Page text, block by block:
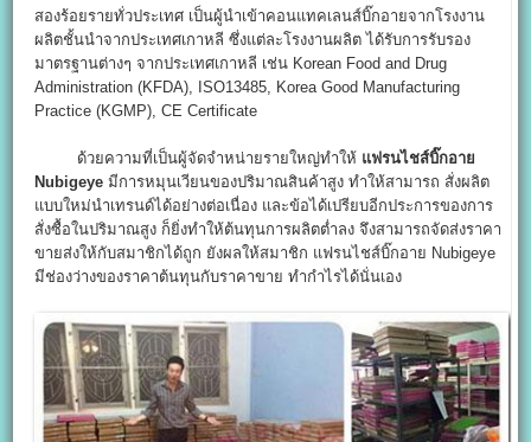
สองร้อยรายทั่วประเทศ เป็นผู้นำเข้าคอนแทคเลนส์บิ๊กอายจากโรงงาน
ผลิตชั้นนำจากประเทศเกาหลี ซึ่งแต่ละโรงงานผลิต ได้รับการรับรอง
มาตรฐานต่างๆ จากประเทศเกาหลี เช่น Korean Food and Drug
Administration (KFDA), ISO13485, Korea Good Manufacturing
Practice (KGMP), CE Certificate
ด้วยความที่เป็นผู้จัดจำหน่ายรายใหญ่ทำให้ แฟรนไชส์บิ๊กอาย
Nubigeye มีการหมุนเวียนของปริมาณสินค้าสูง ทำให้สามารถ สั่งผลิต
แบบใหม่นำเทรนด์ได้อย่างต่อเนื่อง และข้อได้เปรียบอีกประการของการ
สั่งซื้อในปริมาณสูง ก็ยิ่งทำให้ต้นทุนการผลิตต่ำลง จึงสามารถจัดส่งราคา
ขายส่งให้กับสมาชิกได้ถูก ยังผลให้สมาชิก แฟรนไชส์บิ๊กอาย Nubigeye
มีช่องว่างของราคาต้นทุนกับราคาขาย ทำกำไรได้นั่นเอง